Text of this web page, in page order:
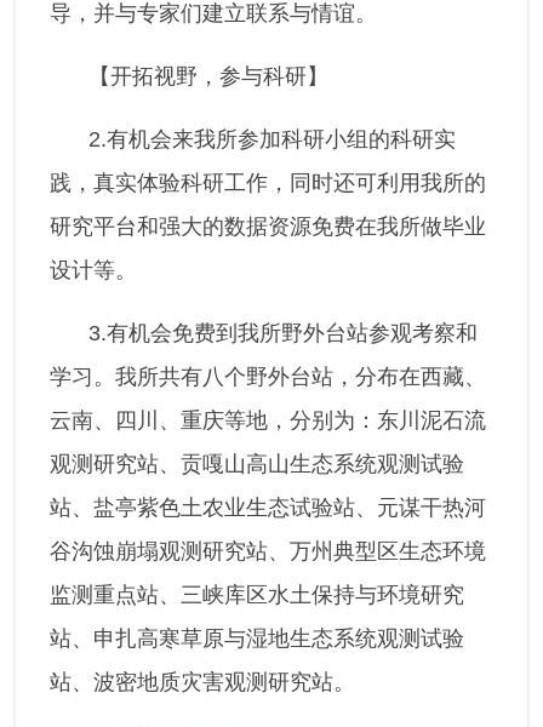
导，并与专家们建立联系与情谊。
【开拓视野，参与科研】
2.有机会来我所参加科研小组的科研实
践，真实体验科研工作，同时还可利用我所的
研究平台和强大的数据资源免费在我所做毕业
设计等。
3.有机会免费到我所野外台站参观考察和
学习。我所共有八个野外台站，分布在西藏、
云南、四川、重庆等地，分别为：东川泥石流
观测研究站、贡嘎山高山生态系统观测试验
站、盐亭紫色土农业生态试验站、元谋干热河
谷沟蚀崩塌观测研究站、万州典型区生态环境
监测重点站、三峡库区水土保持与环境研究
站、申扎高寒草原与湿地生态系统观测试验
站、波密地质灾害观测研究站。